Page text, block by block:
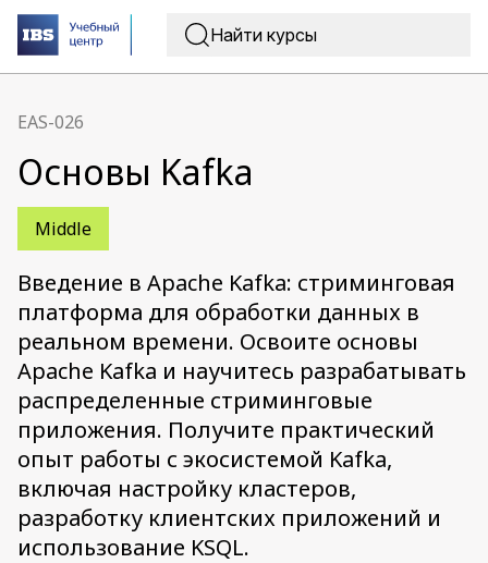
EAS-026
Основы Kafka
Middle
Введение в Apache Kafka: стриминговая
платформа для обработки данных в
реальном времени. Освоите основы
Apache Kafka и научитесь разрабатывать
распределенные стриминговые
приложения. Получите практический
опыт работы с экосистемой Kafka,
включая настройку кластеров,
разработку клиентских приложений и
использование KSQL.